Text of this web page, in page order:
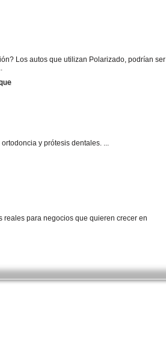
Los autos que utilizan Polarizado, podrían ser
y prótesis dentales. ...
para negocios que quieren crecer en